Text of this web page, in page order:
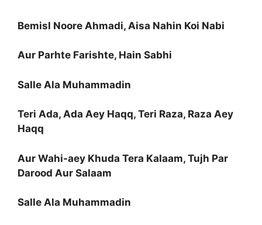
Bemisl Noore Ahmadi, Aisa Nahin Koi Nabi
Aur Parhte Farishte, Hain Sabhi
Salle Ala Muhammadin
Teri Ada, Ada Aey Haqq, Teri Raza, Raza Aey
Haqq
Aur Wahi-aey Khuda Tera Kalaam, Tujh Par
Darood Aur Salaam
Salle Ala Muhammadin